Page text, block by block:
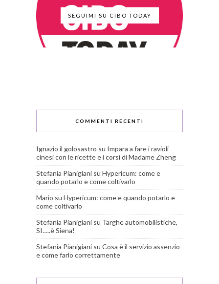
SEGUIMI SU CIBO TODAY
COMMENTI RECENTI
Ignazio il golosastro su Impara a fare i ravioli
cinesi con le ricette e i corsi di Madame Zheng
Stefania Pianigiani su Hypericum: come e
quando potarlo e come coltivarlo
Mario su Hypericum: come e quando potarlo e
come coltivarlo
Stefania Pianigiani su Targhe automobilistiche,
SI…..è Siena!
Stefania Pianigiani su Cosa è il servizio assenzio
e come farlo correttamente